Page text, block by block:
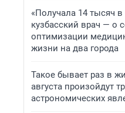
«Получала 14 тысяч в
кузбасский врач — о
оптимизации
жизни на два города
Такое бывает раз в
августа произойдут
астрономических